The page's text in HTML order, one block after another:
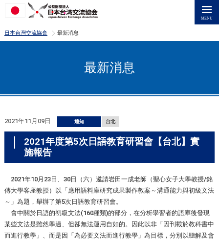
日本台灣交流協會 >
最新消息
最新消息
2021年11月09日 通知 台北
2021年度第5次日語教育研習會【台北】實
施報告
2021年10月23日、30日（六）邀請岩田一成老師（聖心女子大學教授/銘
傳大學客座教授）以「應用語料庫研究成果製作教案～溝通能力與初級文法
～」為題，舉辦了第5次日語教育研習會。
會中關於日語的初級文法(160種類)的部分，在分析學習者的語庫後發現
某些文法是雖然學過、但卻無法運用自如的。因此以非「因刊載於教科書中
而進行教學」、而是因「為必要文法而進行教學」為目標，分別以聽解及會